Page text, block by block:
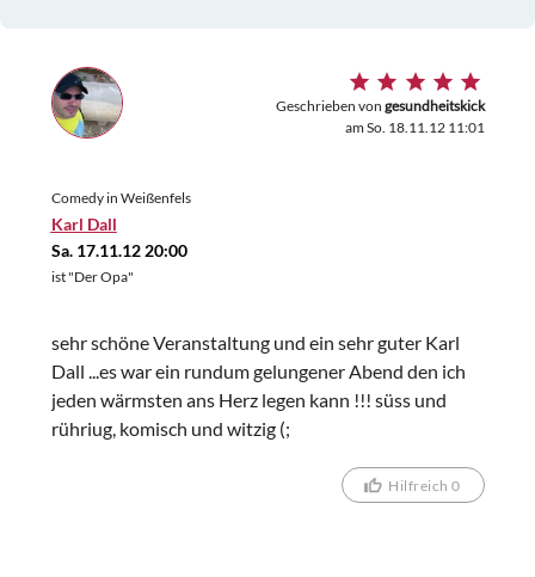
Geschrieben von gesundheitskick
am So. 18.11.12 11:01
Comedy in Weißenfels
Karl Dall
Sa. 17.11.12 20:00
ist "Der Opa"
sehr schöne Veranstaltung und ein sehr guter Karl
Dall ...es war ein rundum gelungener Abend den ich
jeden wärmsten ans Herz legen kann !!! süss und
rühriug, komisch und witzig (;
Hilfreich 0